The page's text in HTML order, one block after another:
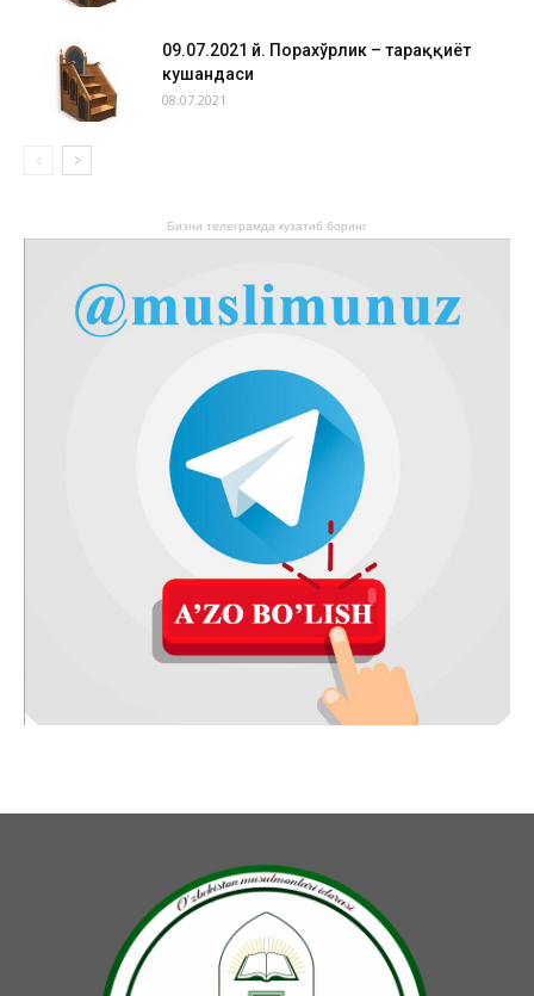
09.07.2021 й. Порахўрлик – тараққиёт
кушандаси
08.07.2021
Бизни телеграмда кузатиб боринг